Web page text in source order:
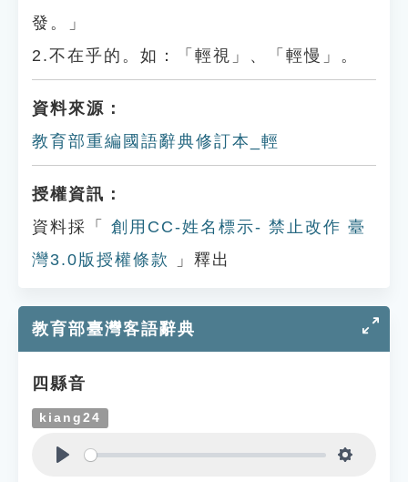
發。」
2.不在乎的。如：「輕視」、「輕慢」。
資料來源：
教育部重編國語辭典修訂本_輕
授權資訊：
資料採「
創用CC-姓名標示- 禁止改作 臺
灣3.0版授權條款
」釋出
教育部臺灣客語辭典
四縣音
kiang24